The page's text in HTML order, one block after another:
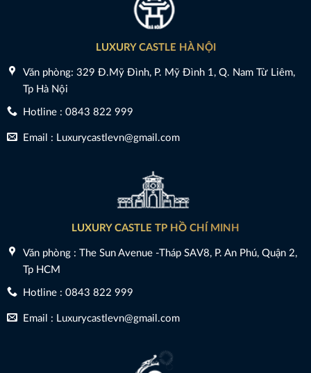
LUXURY CASTLE HÀ NỘI
Văn phòng: 329 Đ.Mỹ Đình, P. Mỹ Đình 1, Q. Nam Từ Liêm,
Tp Hà Nội
Hotline : 0843 822 999
Email : Luxurycastlevn@gmail.com
LUXURY CASTLE TP HỒ CHÍ MINH
Văn phòng : The Sun Avenue -Tháp SAV8, P. An Phú, Quận 2,
Tp HCM
Hotline : 0843 822 999
Email : Luxurycastlevn@gmail.com